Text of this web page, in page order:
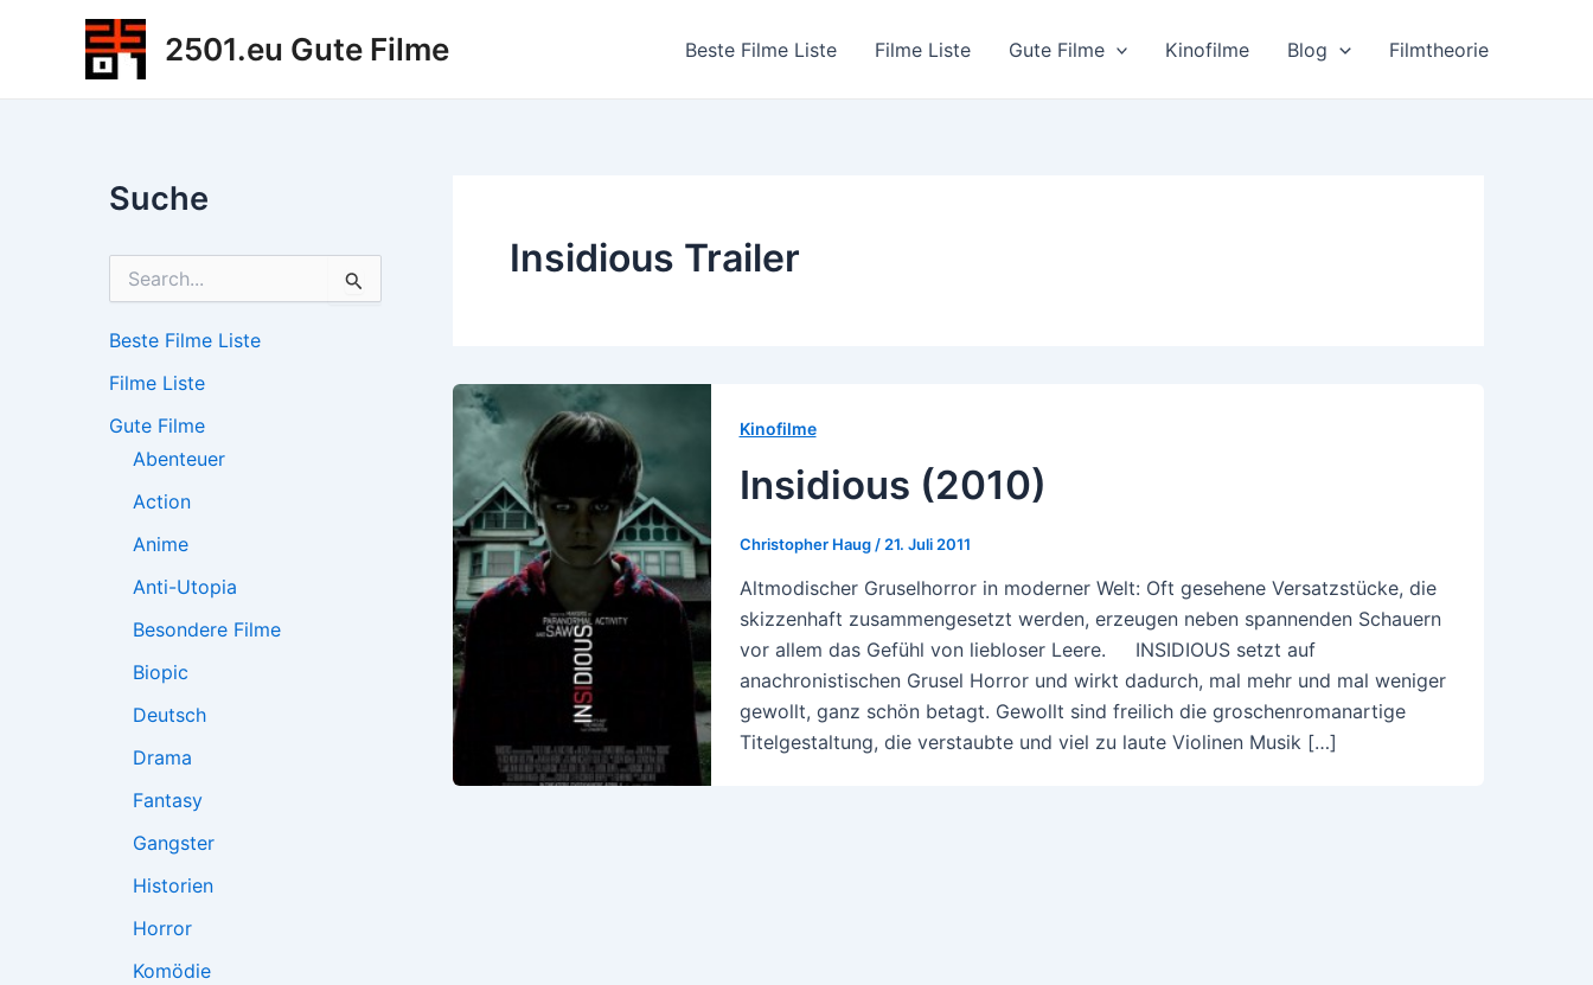
2501.eu Gute Filme Beste Filme Liste Filme Liste Gute Filme Kinofilme Blog Filmtheorie
Suche
h
n
a
Beste Filme Liste
Filme Liste
Gute Filme
Abenteuer
Action
Anime
Anti-Utopia
Besondere Filme
Biopic
Deutsch
Drama
Fantasy
Gangster
Historien
Horror
Komödie
Insidious Trailer
Kinofilme
Insidious (2010)
Christopher Haug / 21. Juli 2011
Altmodischer Gruselhorror in moderner Welt: Oft gesehene Versatzstücke, die
skizzenhaft zusammengesetzt werden, erzeugen neben spannenden Schauern
vor allem das Gefühl von liebloser Leere. INSIDIOUS setzt auf
anachronistischen Grusel Horror und wirkt dadurch, mal mehr und mal weniger
gewollt, ganz schön betagt. Gewollt sind freilich die groschenromanartige
Titelgestaltung, die verstaubte und viel zu laute Violinen Musik […]